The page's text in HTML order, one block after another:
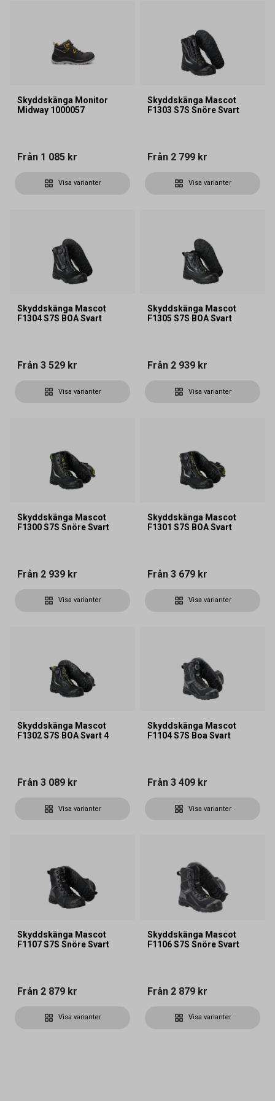
Skyddskänga Monitor
Midway 1000057
Från 1 085 kr
Visa varianter
Skyddskänga Mascot
F1303 S7S Snöre Svart
Från 2 799 kr
Visa varianter
Skyddskänga Mascot
F1304 S7S BOA Svart
Från 3 529 kr
Visa varianter
Skyddskänga Mascot
F1305 S7S BOA Svart
Från 2 939 kr
Visa varianter
Skyddskänga Mascot
F1300 S7S Snöre Svart
Från 2 939 kr
Visa varianter
Skyddskänga Mascot
F1301 S7S BOA Svart
Från 3 679 kr
Visa varianter
Skyddskänga Mascot
F1302 S7S BOA Svart 4
Från 3 089 kr
Visa varianter
Skyddskänga Mascot
F1104 S7S Boa Svart
Från 3 409 kr
Visa varianter
Skyddskänga Mascot
F1107 S7S Snöre Svart
Från 2 879 kr
Visa varianter
Skyddskänga Mascot
F1106 S7S Snöre Svart
Från 2 879 kr
Visa varianter